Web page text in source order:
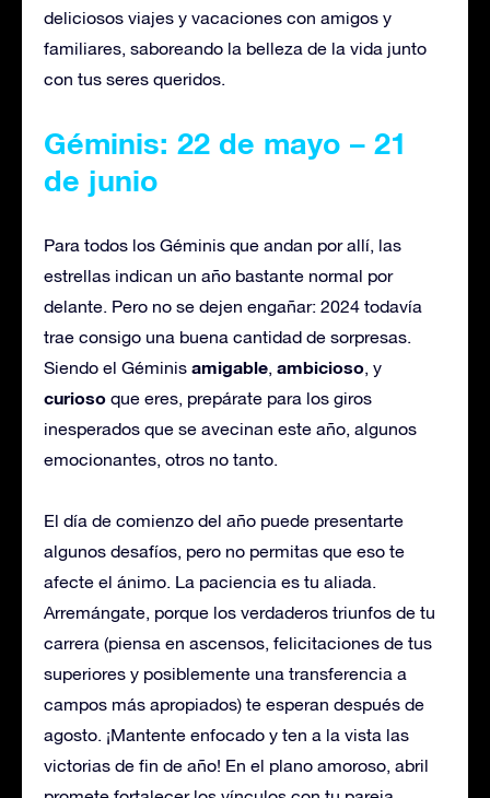
deliciosos viajes y vacaciones con amigos y
familiares, saboreando la belleza de la vida junto
con tus seres queridos.
Géminis: 22 de mayo – 21
de junio
Para todos los Géminis que andan por allí, las
estrellas indican un año bastante normal por
delante. Pero no se dejen engañar: 2024 todavía
trae consigo una buena cantidad de sorpresas.
Siendo el Géminis amigable, ambicioso, y
curioso que eres, prepárate para los giros
inesperados que se avecinan este año, algunos
emocionantes, otros no tanto.
El día de comienzo del año puede presentarte
algunos desafíos, pero no permitas que eso te
afecte el ánimo. La paciencia es tu aliada.
Arremángate, porque los verdaderos triunfos de tu
carrera (piensa en ascensos, felicitaciones de tus
superiores y posiblemente una transferencia a
campos más apropiados) te esperan después de
agosto. ¡Mantente enfocado y ten a la vista las
victorias de fin de año! En el plano amoroso, abril